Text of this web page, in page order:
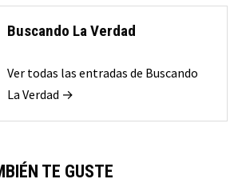
Buscando La Verdad
Ver todas las entradas de Buscando
La Verdad →
TE GUSTE